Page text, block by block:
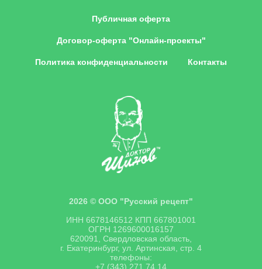
Публичная оферта
Договор-оферта "Онлайн-проекты"
Политика конфиденциальности Контакты
2026 © ООО "Русский рецепт"
ИНН 6678146512 КПП 667801001
ОГРН 1269600016157
620091, Свердловская область,
г. Екатеринбург, ул. Артинская, стр. 4
телефоны:
+7 (343) 271 74 14